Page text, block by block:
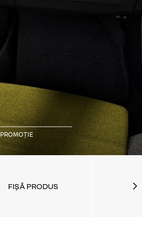
PROMOȚIE
FIȘĂ PRODUS